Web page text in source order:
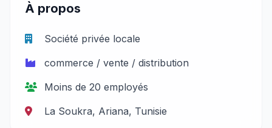
À propos
Société privée locale
commerce / vente / distribution
Moins de 20 employés
La Soukra, Ariana, Tunisie